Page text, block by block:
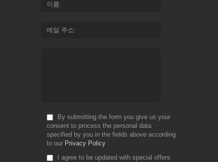
이름
메일 주소
By submitting the form you give us your
consent to process the personal data
specified by you in the fields above according
to our Privacy Policy
I agree to be updated with special offers